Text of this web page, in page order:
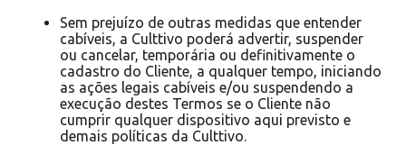
Sem prejuízo de outras medidas que entender
cabíveis, a Culttivo poderá advertir, suspender
ou cancelar, temporária ou definitivamente o
cadastro do Cliente, a qualquer tempo, iniciando
as ações legais cabíveis e/ou suspendendo a
execução destes Termos se o Cliente não
cumprir qualquer dispositivo aqui previsto e
demais políticas da Culttivo.